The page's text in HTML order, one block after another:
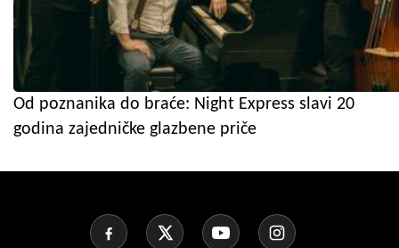
Od poznanika do braće: Night Express slavi 20
godina zajedničke glazbene priče